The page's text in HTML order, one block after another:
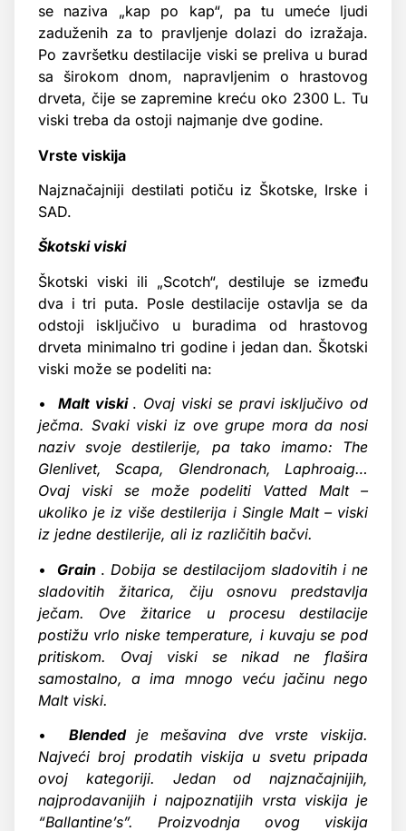
se naziva „kap po kap“, pa tu umeće ljudi
zaduženih za to pravljenje dolazi do izražaja.
Po završetku destilacije viski se preliva u burad
sa širokom dnom, napravljenim o hrastovog
drveta, čije se zapremine kreću oko 2300 L. Tu
viski treba da ostoji najmanje dve godine.
Vrste viskija
Najznačajniji destilati potiču iz Škotske, Irske i
SAD.
Škotski viski
Škotski viski ili „Scotch“, destiluje se između
dva i tri puta. Posle destilacije ostavlja se da
odstoji isključivo u buradima od hrastovog
drveta minimalno tri godine i jedan dan. Škotski
viski može se podeliti na:
•Malt viski . Ovaj viski se pravi isključivo od
ječma. Svaki viski iz ove grupe mora da nosi
naziv svoje destilerije, pa tako imamo: The
Glenlivet, Scapa, Glendronach, Laphroaig…
Ovaj viski se može podeliti Vatted Malt –
ukoliko je iz više destilerija i Single Malt – viski
iz jedne destilerije, ali iz različitih bačvi.
• Grain . Dobija se destilacijom sladovitih i ne
sladovitih žitarica, čiju osnovu predstavlja
ječam. Ove žitarice u procesu destilacije
postižu vrlo niske temperature, i kuvaju se pod
pritiskom. Ovaj viski se nikad ne flašira
samostalno, a ima mnogo veću jačinu nego
Malt viski.
•Blendedje mešavina dve vrste viskija.
Najveći broj prodatih viskija u svetu pripada
ovoj kategoriji. Jedan od najznačajnijih,
najprodavanijih i najpoznatijih vrsta viskija je
“Ballantine’s”. Proizvodnja ovog viskija